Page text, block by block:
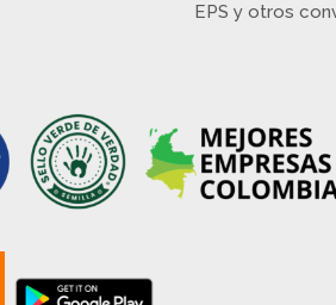
EPS y otros